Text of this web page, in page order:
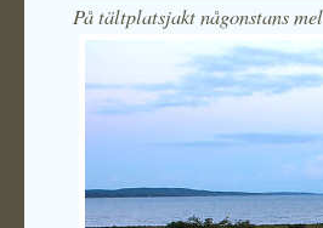
På tältplatsjakt någonstans